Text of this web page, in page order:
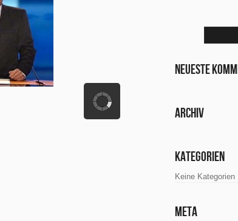
Neueste
Archiv
Kategorien
Keine Kategorien
Meta